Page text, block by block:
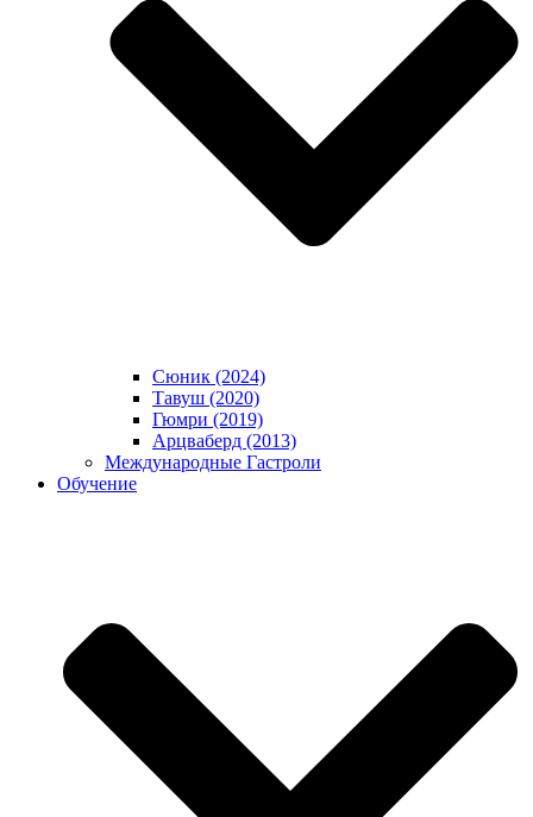
Сюник (2024)
Тавуш (2020)
Гюмри (2019)
Арцваберд (2013)
Международные Гастроли
Обучение